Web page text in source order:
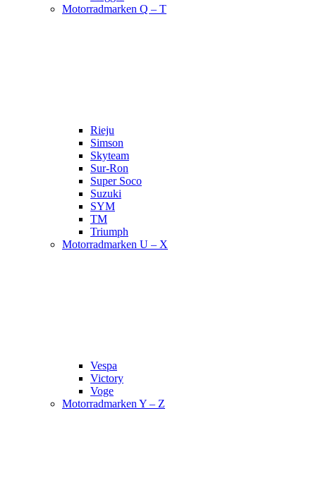
Motorradmarken Q – T
Rieju
Simson
Skyteam
Sur-Ron
Super Soco
Suzuki
SYM
TM
Triumph
Motorradmarken U – X
Vespa
Victory
Voge
Motorradmarken Y – Z